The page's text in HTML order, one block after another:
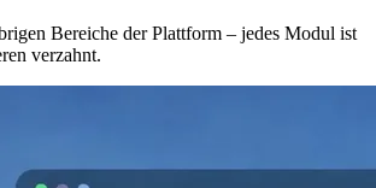
Bereiche der Plattform – jedes Modul ist
verzahnt.